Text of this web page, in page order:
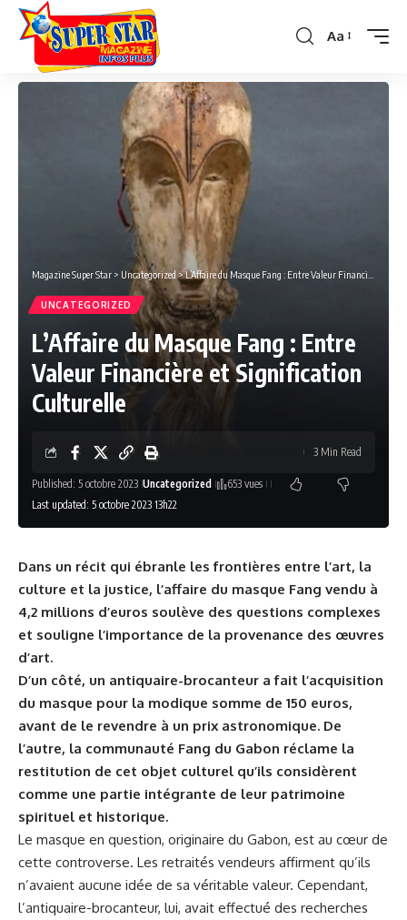
Font
Aa
Magazine Super Star > Uncategorized >L’Affaire du Masque Fang : Entre Valeur Financière et Signification Culturelle
UNCATEGORIZED
L’Affaire du Masque Fang : Entre
Valeur Financière et Signification
Culturelle
Last updated: 5 octobre 2023 13h22
Published: 5 octobre 2023 Uncategorized 653 vues
3 Min Read
Dans un récit qui ébranle les frontières entre l’art, la
culture et la justice, l’affaire du masque Fang vendu à
4,2 millions d’euros soulève des questions complexes
et souligne l’importance de la provenance des œuvres
d’art.
D’un côté, un antiquaire-brocanteur a fait l’acquisition
du masque pour la modique somme de 150 euros,
avant de le revendre à un prix astronomique. De
l’autre, la communauté Fang du Gabon réclame la
restitution de cet objet culturel qu’ils considèrent
comme une partie intégrante de leur patrimoine
spirituel et historique.
Le masque en question, originaire du Gabon, est au cœur de
cette controverse. Les retraités vendeurs affirment qu’ils
n’avaient aucune idée de sa véritable valeur. Cependant,
l’antiquaire-brocanteur, lui, avait effectué des recherches